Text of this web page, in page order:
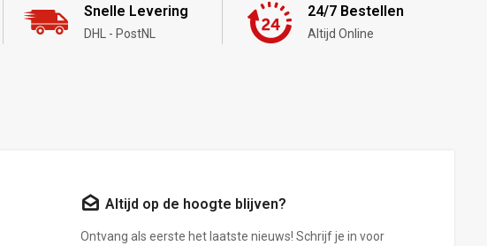
Snelle Levering
DHL - PostNL
24/7 Bestellen
Altijd Online
Altijd op de hoogte blijven?
Ontvang als eerste het laatste nieuws! Schrijf je in voor